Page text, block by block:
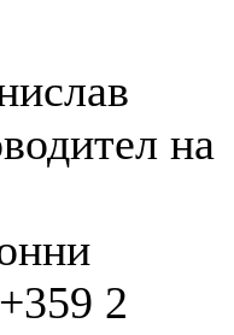
на
2